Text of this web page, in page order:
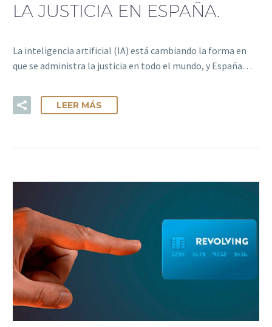
LA JUSTICIA EN ESPAÑA.
La inteligencia artificial (IA) está cambiando la forma en
que se administra la justicia en todo el mundo, y España…
LEER MÁS